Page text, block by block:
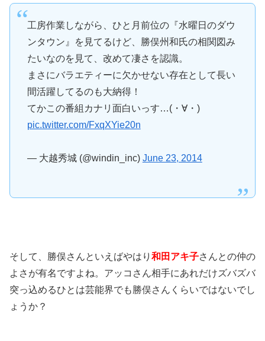
工房作業しながら、ひと月前位の『水曜日のダウ
ンタウン』を見てるけど、勝俣州和氏の相関図み
たいなのを見て、改めて凄さを認識。
まさにバラエティーに欠かせない存在として長い
間活躍してるのも大納得！
てかこの番組カナリ面白いっす…(・∀・)
pic.twitter.com/FxqXYie20n
— 大越秀城 (@windin_inc) June 23, 2014
そして、勝俣さんといえばやはり 和田アキ子さんとの仲の
よさが有名ですよね。アッコさん相手にあれだけズバズバ
突っ込めるひとは芸能界でも勝俣さんくらいではないでし
ょうか？